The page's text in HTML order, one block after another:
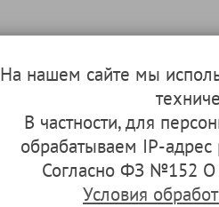
На нашем сайте мы
В частности, для
обрабатываем IP-
Согласно ФЗ №152 О
Условия